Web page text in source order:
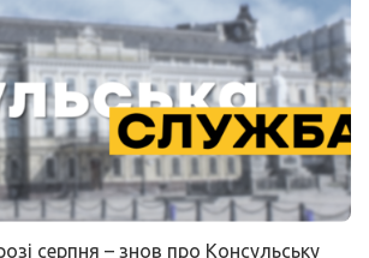
серпня – знов про Консульську